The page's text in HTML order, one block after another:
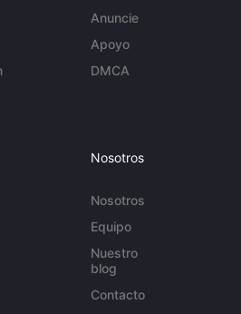
Anuncie
Apoyo
DMCA
Nosotros
Nosotros
Equipo
Nuestro
blog
Contacto